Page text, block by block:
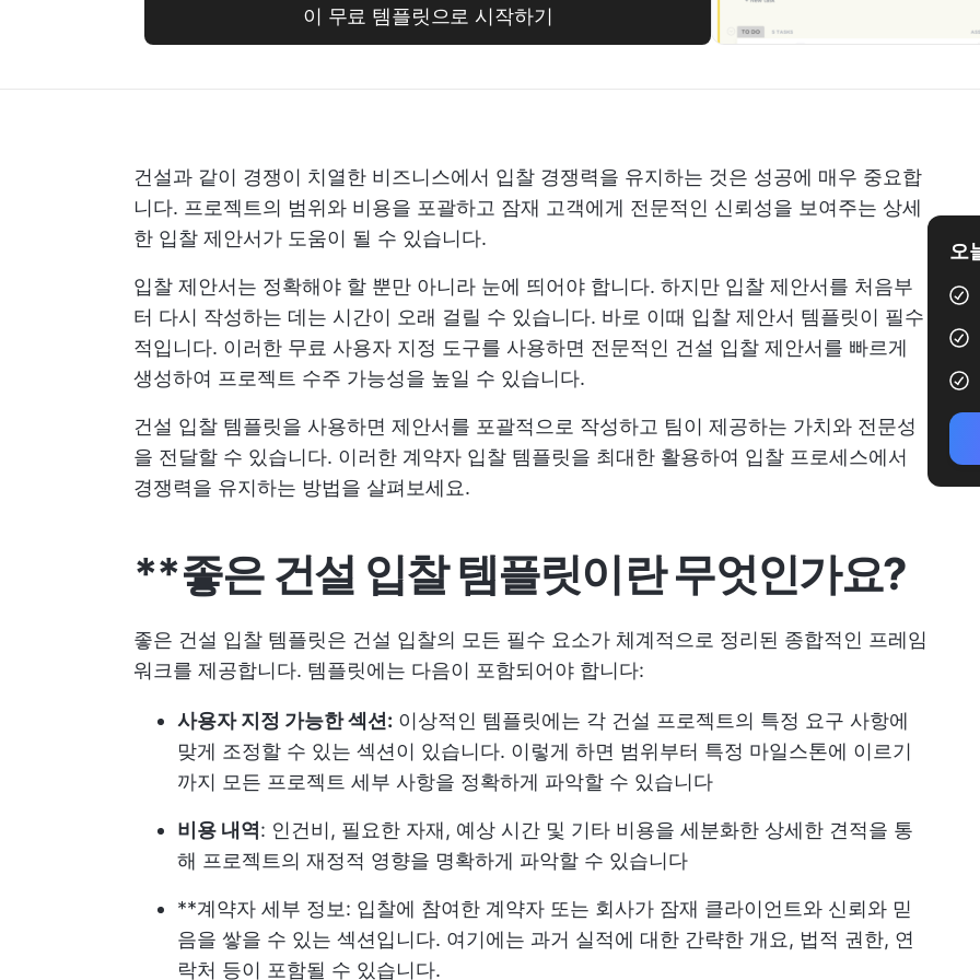
이 무료 템플릿으로 시작하기
건설과 같이 경쟁이 치열한 비즈니스에서 입찰 경쟁력을 유지하는 것은 성공에 매우 중요합
니다. 프로젝트의 범위와 비용을 포괄하고 잠재 고객에게 전문적인 신뢰성을 보여주는 상세
한 입찰 제안서가 도움이 될 수 있습니다.
입찰 제안서는 정확해야 할 뿐만 아니라 눈에 띄어야 합니다. 하지만 입찰 제안서를 처음부
터 다시 작성하는 데는 시간이 오래 걸릴 수 있습니다. 바로 이때 입찰 제안서 템플릿이 필수
적입니다. 이러한 무료 사용자 지정 도구를 사용하면 전문적인 건설 입찰 제안서를 빠르게
생성하여 프로젝트 수주 가능성을 높일 수 있습니다.
건설 입찰 템플릿을 사용하면 제안서를 포괄적으로 작성하고 팀이 제공하는 가치와 전문성
을 전달할 수 있습니다. 이러한 계약자 입찰 템플릿을 최대한 활용하여 입찰 프로세스에서
경쟁력을 유지하는 방법을 살펴보세요.
**좋은 건설 입찰 템플릿이란 무엇인가요?
좋은 건설 입찰 템플릿은 건설 입찰의 모든 필수 요소가 체계적으로 정리된 종합적인 프레임
워크를 제공합니다. 템플릿에는 다음이 포함되어야 합니다:
사용자 지정 가능한 섹션: 이상적인 템플릿에는 각 건설 프로젝트의 특정 요구 사항에
맞게 조정할 수 있는 섹션이 있습니다. 이렇게 하면 범위부터 특정 마일스톤에 이르기
까지 모든 프로젝트 세부 사항을 정확하게 파악할 수 있습니다
비용 내역 : 인건비, 필요한 자재, 예상 시간 및 기타 비용을 세분화한 상세한 견적을 통
해 프로젝트의 재정적 영향을 명확하게 파악할 수 있습니다
**계약자 세부 정보: 입찰에 참여한 계약자 또는 회사가 잠재 클라이언트와 신뢰와 믿
음을 쌓을 수 있는 섹션입니다. 여기에는 과거 실적에 대한 간략한 개요, 법적 권한, 연
락처 등이 포함될 수 있습니다.
오